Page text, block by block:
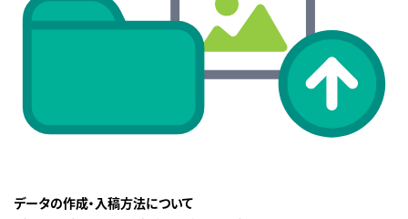
データの作成・入稿方法について